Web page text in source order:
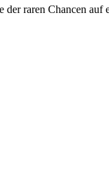
raren Chancen